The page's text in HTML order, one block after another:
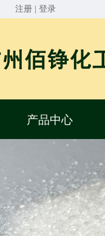
注册| 登录
产品中心